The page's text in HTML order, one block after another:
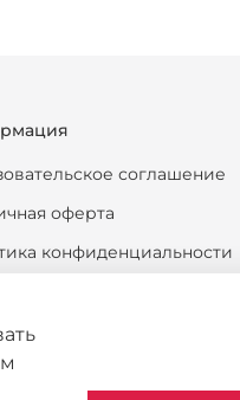
соглашение
оферта
конфиденциальности
обработки
на обработку